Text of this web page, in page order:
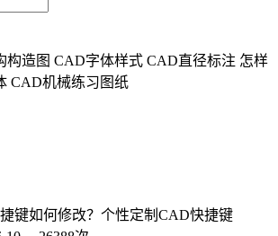
构造图 CAD字体样式 CAD直径标注 怎样
CAD机械练习图纸
键如何修改？个性定制CAD快捷键